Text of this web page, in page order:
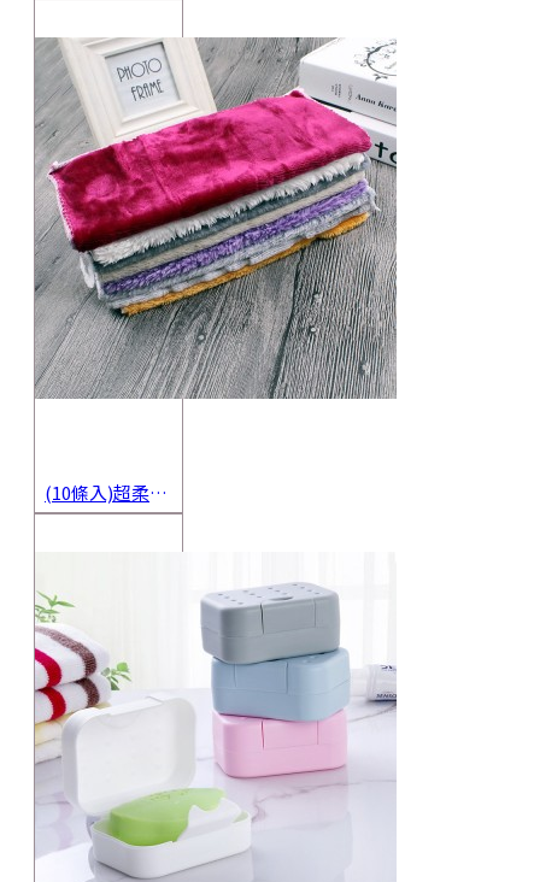
(10條入)超柔軟抹布 不沾油洗碗巾 多用途擦拭布